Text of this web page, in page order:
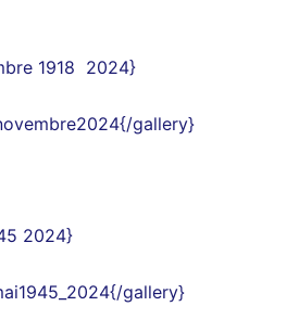
1918 2024}
gallery}
2024}
gallery}